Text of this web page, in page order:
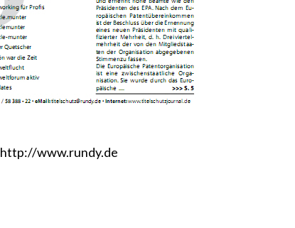
http://www.rundy.de